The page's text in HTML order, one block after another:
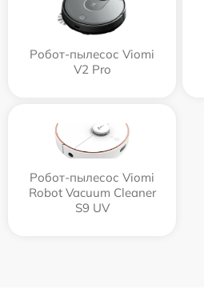
Робот-пылесос Viomi
V2 Pro
Робот-пылесос Viomi
Robot Vacuum Cleaner
S9 UV